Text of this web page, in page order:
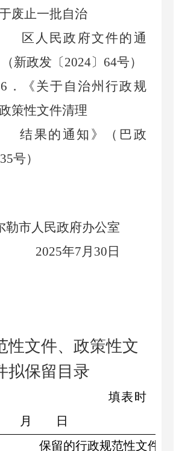
废止一批自治
区人民政府文件的通
新政发〔 2024 〕 64号）
6．
《关于自治州行政规
策性文件清理
结果的通知》（巴政
35号）
勒市人民政府办公室
2025年7 月 30 日
性文件、政策性文
拟保留目录
填表时
月
日
保留的行政规范性文件